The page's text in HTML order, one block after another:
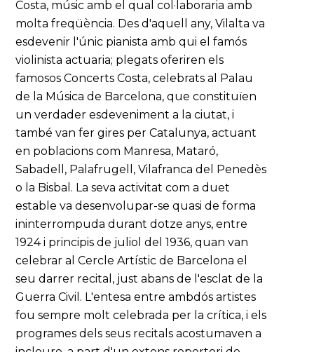
Costa, músic amb el qual col·laboraria amb
molta freqüència. Des d'aquell any, Vilalta va
esdevenir l'únic pianista amb qui el famós
violinista actuaria; plegats oferiren els
famosos Concerts Costa, celebrats al Palau
de la Música de Barcelona, que constituïen
un verdader esdeveniment a la ciutat, i
també van fer gires per Catalunya, actuant
en poblacions com Manresa, Mataró,
Sabadell, Palafrugell, Vilafranca del Penedès
o la Bisbal. La seva activitat com a duet
estable va desenvolupar-se quasi de forma
ininterrompuda durant dotze anys, entre
1924 i principis de juliol del 1936, quan van
celebrar al Cercle Artístic de Barcelona el
seu darrer recital, just abans de l'esclat de la
Guerra Civil. L'entesa entre ambdós artistes
fou sempre molt celebrada per la crítica, i els
programes dels seus recitals acostumaven a